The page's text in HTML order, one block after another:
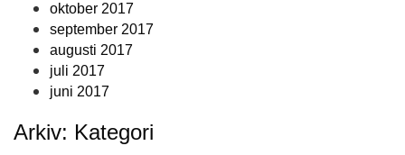
oktober 2017
september 2017
augusti 2017
juli 2017
juni 2017
Arkiv: Kategori